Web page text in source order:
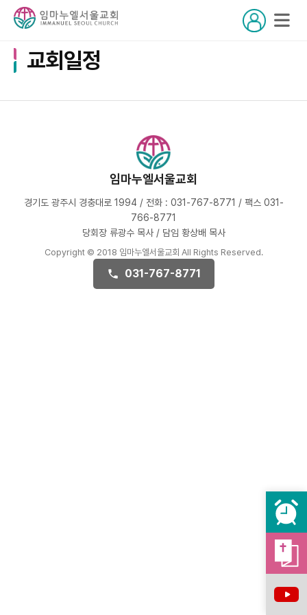
교회일정
임마누엘서울교회
경기도 광주시 경충대로 1994 / 전화 : 031-767-8771 / 팩스 031-
766-8771
당회장 류광수 목사 / 담임 황상배 목사
Copyright © 2018 임마누엘서울교회 All Rights Reserved.
031-767-8771